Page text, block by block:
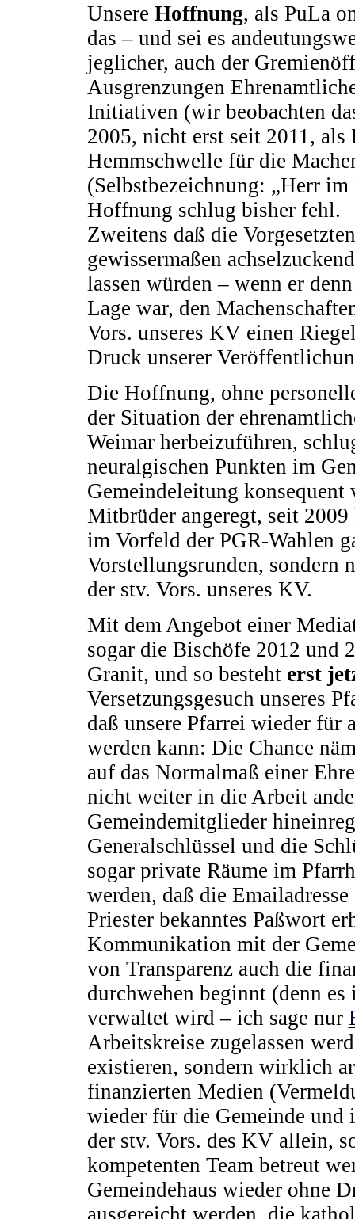
Unsere Hoffnung, als PuLa
das – und sei es
jeglicher, auch der
Ausgrenzungen
Initiativen (wir beobachten
2005, nicht erst seit 2011,
Hemmschwelle für die
(Selbstbezeichnung: „Herr
Hoffnung schlug bisher fehl.
Zweitens daß die
gewissermaßen
lassen würden – wenn er
Lage war, den
Vors. unseres KV einen
Druck unserer
Die Hoffnung, ohne
der Situation der
Weimar herbeizuführen,
neuralgischen Punkten im
Gemeindeleitung
Mitbrüder angeregt, seit
im Vorfeld der PGR-Wahlen
Vorstellungsrunden, sondern
der stv. Vors. unseres KV.
Mit dem Angebot einer
sogar die Bischöfe 2012 und
Granit, und so besteht erst
Versetzungsgesuch unseres
daß unsere Pfarrei wieder für
werden kann: Die Chance
auf das Normalmaß einer
nicht weiter in die Arbeit
Gemeindemitglieder
Generalschlüssel und die
sogar private Räume im
werden, daß die
Priester bekanntes Paßwort
Kommunikation mit der
von Transparenz auch die
durchwehen beginnt (denn
verwaltet wird – ich sage nur
Arbeitskreise zugelassen
existieren, sondern wirklich
finanzierten Medien
wieder für die Gemeinde
der stv. Vors. des KV allein,
kompetenten Team betreut
Gemeindehaus wieder ohne